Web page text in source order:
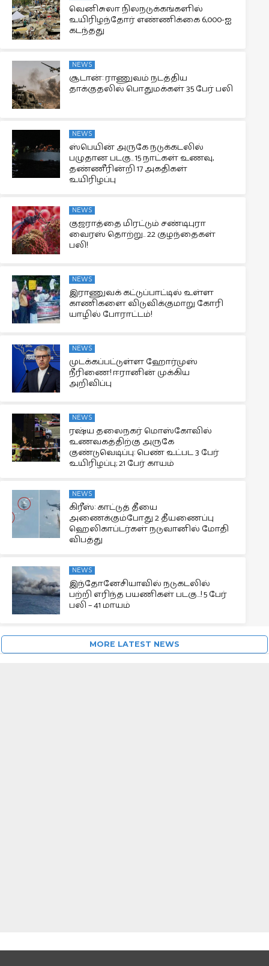
வெனிசுலா நிலநடுக்கங்களில்
உயிரிழந்தோர் எண்ணிக்கை 6,000-ஐ
கடந்தது
NEWS
சூடான்: ராணுவம் நடத்திய
தாக்குதலில் பொதுமக்கள் 35 பேர் பலி
NEWS
ஸ்பெயின் அருகே நடுக்கடலில்
பழுதான படகு.. 15 நாட்கள் உணவு,
தண்ணீரின்றி 17 அகதிகள்
உயிரிழப்பு
NEWS
குஜராத்தை மிரட்டும் சண்டிபுரா
வைரஸ் தொற்று.. 22 குழந்தைகள்
பலி!
NEWS
இராணுவக் கட்டுப்பாட்டில் உள்ள
காணிகளை விடுவிக்குமாறு கோரி
யாழில் போராட்டம்!
NEWS
முடக்கப்பட்டுள்ள ஹோர்முஸ்
நீரிணை! ஈரானின் முக்கிய
அறிவிப்பு
NEWS
ரஷ்ய தலைநகர் மொஸ்கோவில்
உணவகத்திற்கு அருகே
குண்டுவெடிப்பு: பெண் உட்பட 3 பேர்
உயிரிழப்பு; 21 பேர் காயம்
NEWS
கிரீஸ்: காட்டுத் தீயை
அணைக்கும்போது 2 தீயணைப்பு
ஹெலிகாப்டர்கள் நடுவானில் மோதி
விபத்து
NEWS
இந்தோனேசியாவில் நடுகடலில்
பற்றி எரிந்த பயணிகள் படகு…! 5 பேர்
பலி – 41 மாயம்
MORE LATEST NEWS